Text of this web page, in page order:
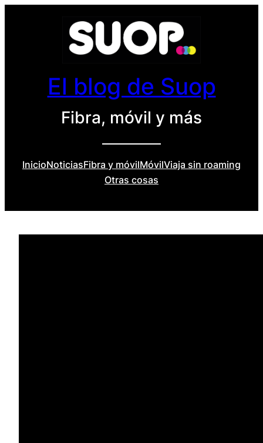
El blog de Suop
Fibra, móvil y más
InicioNoticiasFibra y móvilMóvilViaja sin roaming
Otras cosas